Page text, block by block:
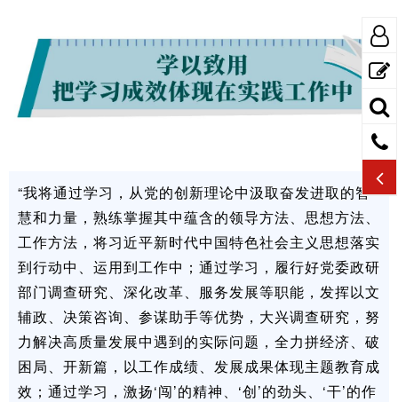
“我将通过学习，从党的创新理论中汲取奋发进取的智
慧和力量，熟练掌握其中蕴含的领导方法、思想方法、
工作方法，将习近平新时代中国特色社会主义思想落实
到行动中、运用到工作中；通过学习，履行好党委政研
部门调查研究、深化改革、服务发展等职能，发挥以文
辅政、决策咨询、参谋助手等优势，大兴调查研究，努
力解决高质量发展中遇到的实际问题，全力拼经济、破
困局、开新篇，以工作成绩、发展成果体现主题教育成
效；通过学习，激扬‘闯’的精神、‘创’的劲头、‘干’的作